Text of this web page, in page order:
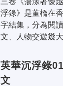
浮錄》是董橋在
字結集，分為閱
文、人物交遊幾
英華沉浮錄
文